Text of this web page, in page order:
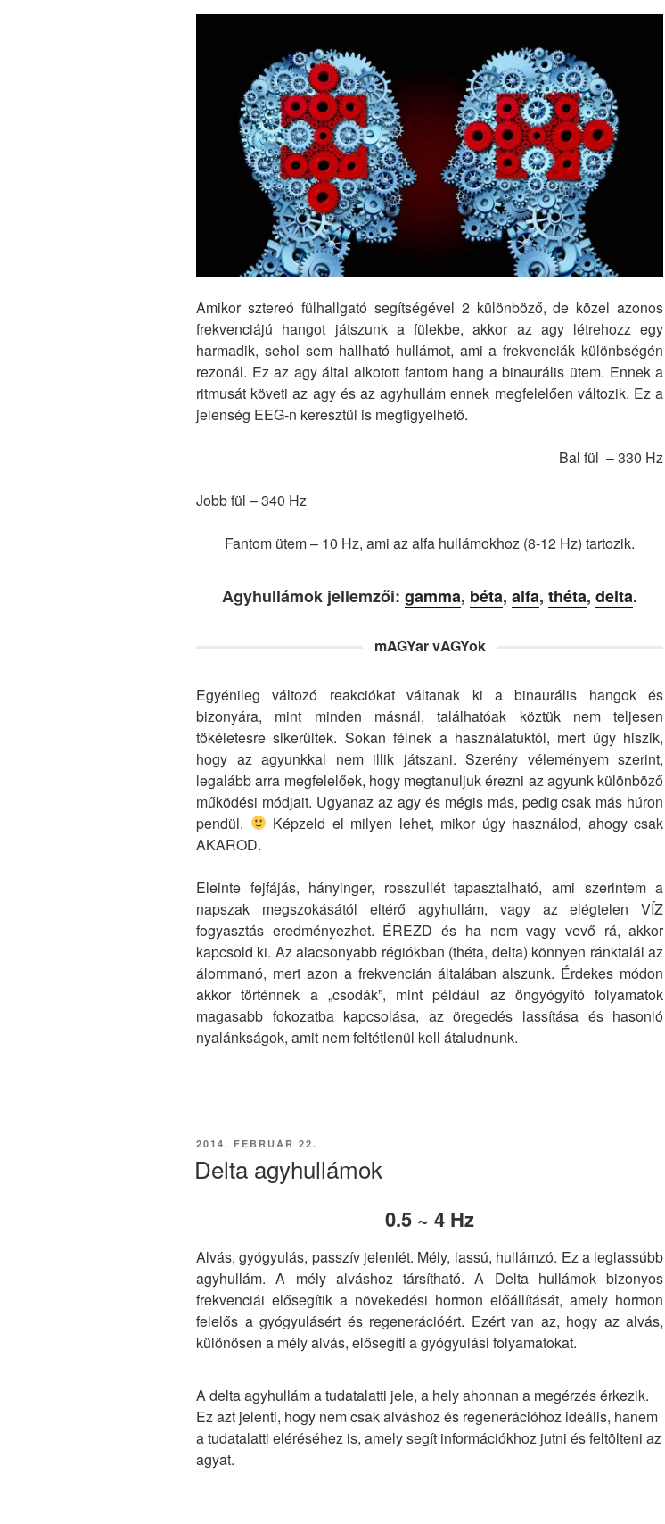
Amikor sztereó fülhallgató segítségével 2 különböző, de közel azonos
frekvenciájú hangot játszunk a fülekbe, akkor az agy létrehozz egy
harmadik, sehol sem hallható hullámot, ami a frekvenciák különbségén
rezonál. Ez az agy által alkotott fantom hang a binaurális ütem. Ennek a
ritmusát követi az agy és az agyhullám ennek megfelelően változik. Ez a
jelenség EEG-n keresztül is megfigyelhető.
Bal fül – 330 Hz
Jobb fül – 340 Hz
Fantom ütem – 10 Hz, ami az alfa hullámokhoz (8-12 Hz) tartozik.
Agyhullámok jellemzői:gamma, béta,alfa,théta,delta.
mAGYar vAGYok
Egyénileg változó reakciókat váltanak ki a binaurális hangok és
bizonyára, mint minden másnál, találhatóak köztük nem teljesen
tökéletesre sikerültek. Sokan félnek a használatuktól, mert úgy hiszik,
hogy az agyunkkal nem illik játszani. Szerény véleményem szerint,
legalább arra megfelelőek, hogy megtanuljuk érezni az agyunk különböző
működési módjait. Ugyanaz az agy és mégis más, pedig csak más húron
pendül.
Képzeld el milyen lehet, mikor úgy használod, ahogy csak
AKAROD.
Eleinte fejfájás, hányinger, rosszullét tapasztalható, ami szerintem a
napszak megszokásától eltérő agyhullám, vagy az elégtelen VÍZ
fogyasztás eredményezhet. ÉREZD és ha nem vagy vevő rá, akkor
kapcsold ki. Az alacsonyabb régiókban (théta, delta) könnyen ránktalál az
álommanó, mert azon a frekvencián általában alszunk. Érdekes módon
akkor történnek a „csodák”, mint például az öngyógyító folyamatok
magasabb fokozatba kapcsolása, az öregedés lassítása és hasonló
nyalánkságok, amit nem feltétlenül kell átaludnunk.
BEKÜLDVE:
2014. FEBRUÁR 22.
Delta agyhullámok
0.5 ~ 4 Hz
Alvás, gyógyulás, passzív jelenlét. Mély, lassú, hullámzó. Ez a leglassúbb
agyhullám. A mély alváshoz társítható. A Delta hullámok bizonyos
frekvenciái elősegítik a növekedési hormon előállítását, amely hormon
felelős a gyógyulásért és regenerációért. Ezért van az, hogy az alvás,
különösen a mély alvás, elősegíti a gyógyulási folyamatokat.
A delta agyhullám a tudatalatti jele, a hely ahonnan a megérzés érkezik.
Ez azt jelenti, hogy nem csak alváshoz és regenerációhoz ideális, hanem
a tudatalatti eléréséhez is, amely segít információkhoz jutni és feltölteni az
agyat.